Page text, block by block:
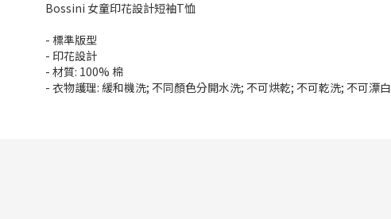
Bossini 女童印花設計短袖T恤
- 標準版型
- 印花設計
- 材質: 100% 棉
- 衣物護理: 緩和機洗; 不同顏色分開水洗; 不可烘乾; 不可乾洗; 不可漂白